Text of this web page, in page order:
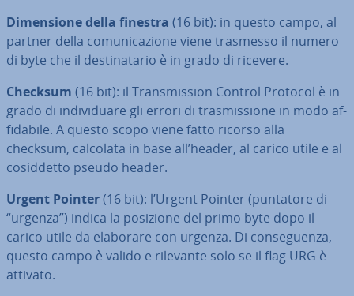
Di­men­sio­ne della finestra (16 bit): in questo campo, al
partner della co­mu­ni­ca­zio­ne viene trasmesso il numero
di byte che il de­sti­na­ta­rio è in grado di ricevere.
Checksum (16 bit): il Tran­smis­sion Control Protocol è in
grado di in­di­vi­dua­re gli errori di tra­smis­sio­ne in modo af­
fi­da­bi­le. A questo scopo viene fatto ricorso alla
checksum, calcolata in base all’header, al carico utile e al
co­sid­det­to pseudo header.
Urgent Pointer(16 bit): l’Urgent Pointer (puntatore di
“urgenza”) indica la posizione del primo byte dopo il
carico utile da elaborare con urgenza. Di con­se­guen­za,
questo campo è valido e rilevante solo se il flag URG è
attivato.